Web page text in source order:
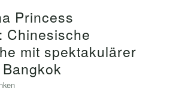
Princess
Chinesische
mit spektakulärer